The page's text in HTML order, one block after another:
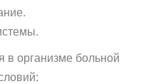
в организме больной